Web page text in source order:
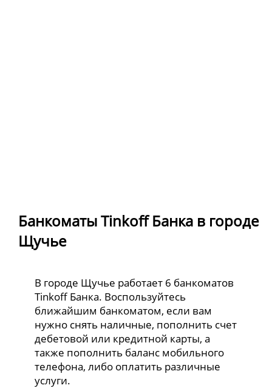
Банкоматы Tinkoff Банка в городе
Щучье
В городе Щучье работает 6 банкоматов
Tinkoff Банка. Воспользуйтесь
ближайшим банкоматом, если вам
нужно снять наличные, пополнить счет
дебетовой или кредитной карты, а
также пополнить баланс мобильного
телефона, либо оплатить различные
услуги.